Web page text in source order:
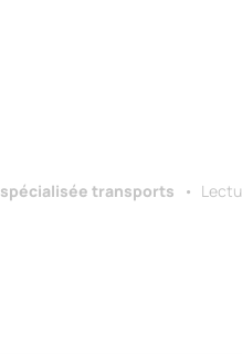
transports